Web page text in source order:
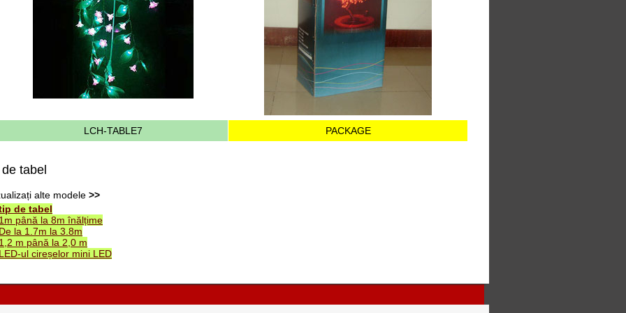
LCH-TABLE7 PACKAGE
tabel
alte modele >>
de tabel
1m până la 8m înălțime
De la 1.7m la 3.8m
1,2 m până la 2,0 m
LED-ul cireșelor mini LED